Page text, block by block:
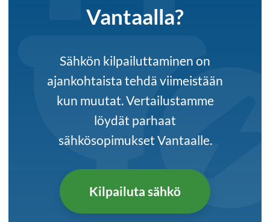
Vantaalla?
Sähkön kilpailuttaminen on
ajankohtaista tehdä viimeistään
kun muutat. Vertailustamme
löydät parhaat
sähkösopimukset Vantaalle.
Kilpailuta sähkö